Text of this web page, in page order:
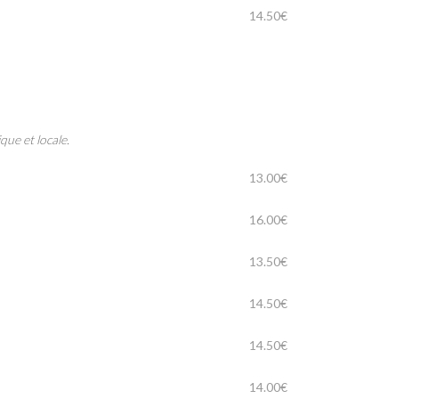
14.50€
et locale.
13.00€
16.00€
13.50€
14.50€
14.50€
14.00€